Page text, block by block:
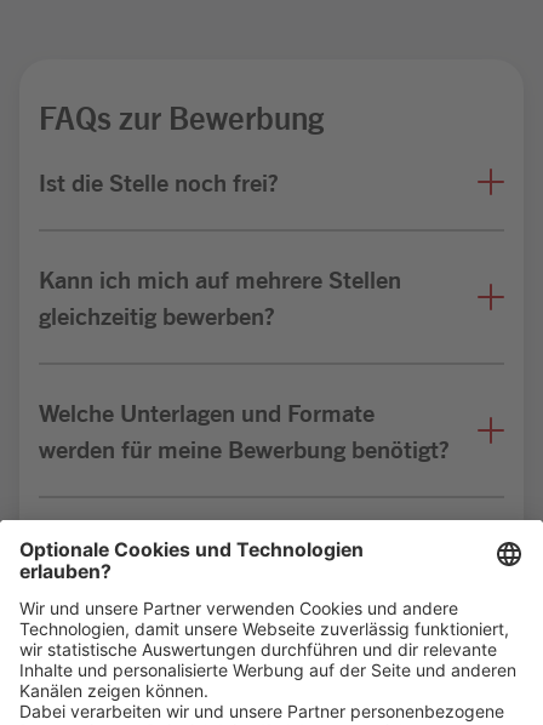
FAQs zur Bewerbung
Ist die Stelle noch frei?
Kann ich mich auf mehrere Stellen
gleichzeitig bewerben?
Welche Unterlagen und Formate
werden für meine Bewerbung benötigt?
Bin ich für die Stelle geeignet?